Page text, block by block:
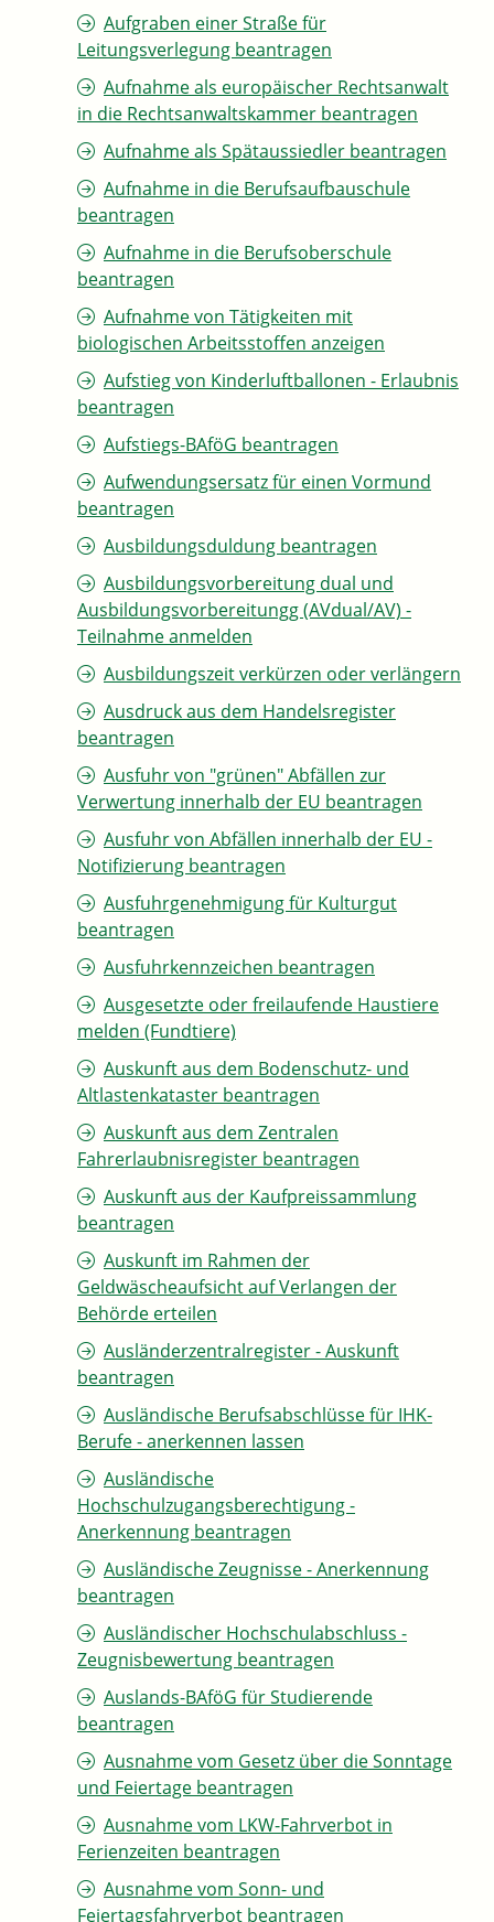
Aufgraben einer Straße für
Leitungsverlegung beantragen
Aufnahme als europäischer Rechtsanwalt
in die Rechtsanwaltskammer beantragen
Aufnahme als Spätaussiedler beantragen
Aufnahme in die Berufsaufbauschule
beantragen
Aufnahme in die Berufsoberschule
beantragen
Aufnahme von Tätigkeiten mit
biologischen Arbeitsstoffen anzeigen
Aufstieg von Kinderluftballonen - Erlaubnis
beantragen
Aufstiegs-BAföG beantragen
Aufwendungsersatz für einen Vormund
beantragen
Ausbildungsduldung beantragen
Ausbildungsvorbereitung dual und
Ausbildungsvorbereitungg (AVdual/AV) -
Teilnahme anmelden
Ausbildungszeit verkürzen oder verlängern
Ausdruck aus dem Handelsregister
beantragen
Ausfuhr von "grünen" Abfällen zur
Verwertung innerhalb der EU beantragen
Ausfuhr von Abfällen innerhalb der EU -
Notifizierung beantragen
Ausfuhrgenehmigung für Kulturgut
beantragen
Ausfuhrkennzeichen beantragen
Ausgesetzte oder freilaufende Haustiere
melden (Fundtiere)
Auskunft aus dem Bodenschutz- und
Altlastenkataster beantragen
Auskunft aus dem Zentralen
Fahrerlaubnisregister beantragen
Auskunft aus der Kaufpreissammlung
beantragen
Auskunft im Rahmen der
Geldwäscheaufsicht auf Verlangen der
Behörde erteilen
Ausländerzentralregister - Auskunft
beantragen
Ausländische Berufsabschlüsse für IHK-
Berufe - anerkennen lassen
Ausländische
Hochschulzugangsberechtigung -
Anerkennung beantragen
Ausländische Zeugnisse - Anerkennung
beantragen
Ausländischer Hochschulabschluss -
Zeugnisbewertung beantragen
Auslands-BAföG für Studierende
beantragen
Ausnahme vom Gesetz über die Sonntage
und Feiertage beantragen
Ausnahme vom LKW-Fahrverbot in
Ferienzeiten beantragen
Ausnahme vom Sonn- und
Feiertagsfahrverbot beantragen